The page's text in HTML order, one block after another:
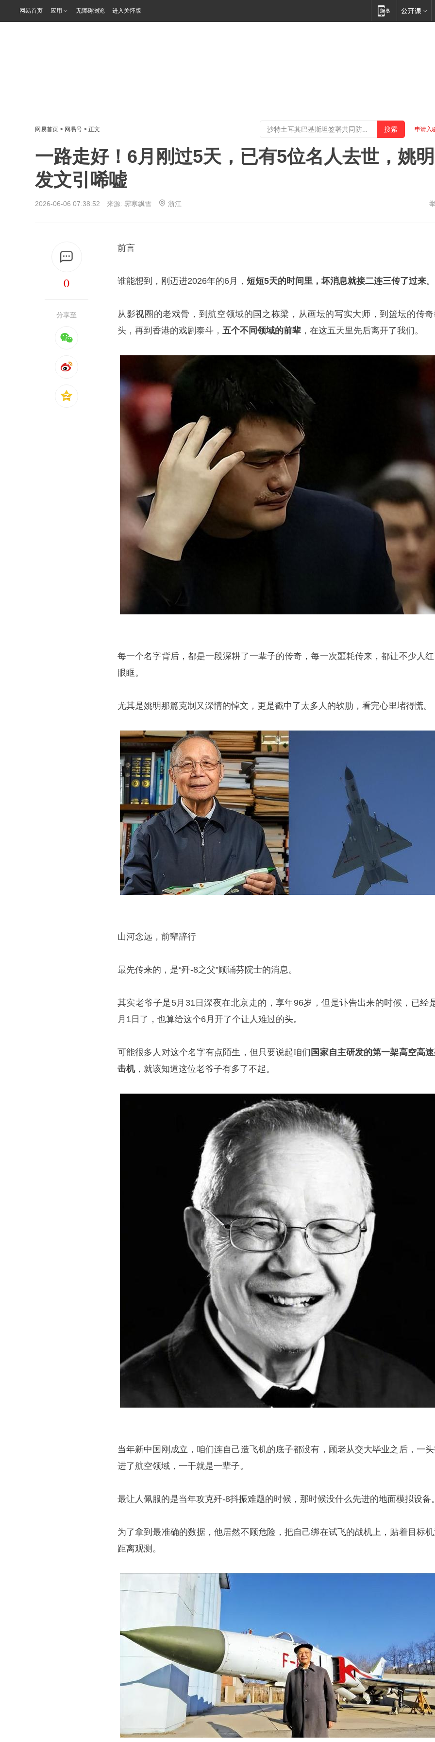
网易首页 应用 无障碍浏览 进入关怀版
网易首页 > 网易号 > 正文 申请入
一路走好！6月刚过5天，已有5位名人去世，姚明
发文引唏嘘
2026-06-06 07:38:52 来源: 霁寒飘雪 浙江
0
分享至
前言
谁能想到，刚迈进2026年的6月， 短短5天的时间里，坏消息就接二连三传了过来。
从影视圈的老戏骨，到航空领域的国之栋梁，从画坛的写实大师，到篮坛的传
头，再到香港的戏剧泰斗， 五个不同领域的前辈 ，在这五天里先后离开了我们。
每一个名字背后，都是一段深耕了一辈子的传奇，每一次噩耗传来，都让不少人
眼眶。
尤其是姚明那篇克制又深情的悼文，更是戳中了太多人的软肋，看完心里堵得慌。
山河念远，前辈辞行
最先传来的，是“歼-8之父”顾诵芬院士的消息。
其实老爷子是5月31日深夜在北京走的，享年96岁，但是讣告出来的时候，已经
月1日了，也算给这个6月开了个让人难过的头。
可能很多人对这个名字有点陌生，但只要说起咱们 国家自主研发的第一架高空高
击机，就该知道这位老爷子有多了不起。
当年新中国刚成立，咱们连自己造飞机的底子都没有，顾老从交大毕业之后，一
进了航空领域，一干就是一辈子。
最让人佩服的是当年攻克歼-8抖振难题的时候，那时候没什么先进的地面模拟设备
为了拿到最准确的数据，他居然不顾危险，把自己绑在试飞的战机上，贴着目标
距离观测。